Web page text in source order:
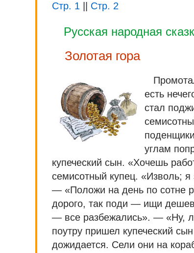
Стр. 1
Стр. 2
Русская народная
Золотая гора
есть
стал
углам
купеческий сын. «Хочешь
семисотный купец. «Изволь;
— «Положи на день по сотне
дорого, так поди — ищи
— все разбежались». — «Ну,
поутру пришел купеческий
дожидается. Сели они на